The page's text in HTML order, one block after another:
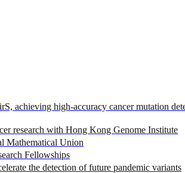
achieving high-accuracy cancer mutation
research with Hong Kong Genome Institute
Mathematical Union
Fellowships
the detection of future pandemic variants